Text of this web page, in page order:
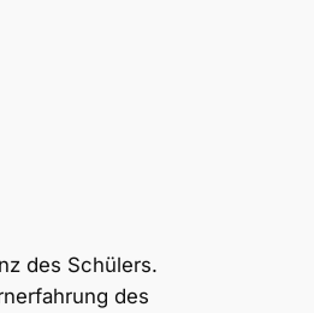
des Schülers.
des